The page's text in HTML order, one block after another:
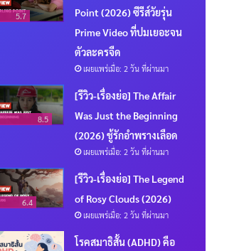
5.7
Point (2026) ซีรีส์วัยรุ่น
Prime Video ที่ปมเยอะจน
ตัวละครจืด
เผยแพร่เมื่อ: 2 วัน ที่ผ่านมา
8.5
[รีวิว-เรื่องย่อ] The Affair
Was Just the Beginning
(2026) ชู้รักอำพรางเลือด
เผยแพร่เมื่อ: 2 วัน ที่ผ่านมา
6.4
[รีวิว-เรื่องย่อ] The Legend
of Rosy Clouds (2026)
เผยแพร่เมื่อ: 2 วัน ที่ผ่านมา
โรคสมาธิสั้น (ADHD) คือ